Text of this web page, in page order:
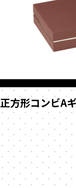
正方形コンビA